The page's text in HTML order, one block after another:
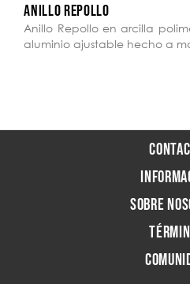
ANILLO REPOLLO
Anillo Repollo en arcilla
aluminio ajustable hecho a
SOBRE